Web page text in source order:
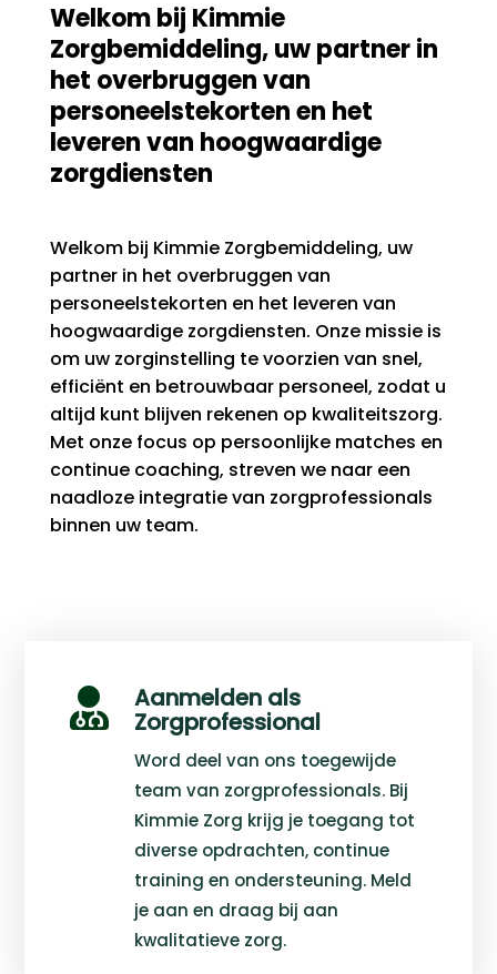
Welkom bij Kimmie
Zorgbemiddeling, uw partner in
het overbruggen van
personeelstekorten en het
leveren van hoogwaardige
zorgdiensten
Welkom bij Kimmie Zorgbemiddeling, uw
partner in het overbruggen van
personeelstekorten en het leveren van
hoogwaardige zorgdiensten. Onze missie is
om uw zorginstelling te voorzien van snel,
efficiënt en betrouwbaar personeel, zodat u
altijd kunt blijven rekenen op kwaliteitszorg.
Met onze focus op persoonlijke matches en
continue coaching, streven we naar een
naadloze integratie van zorgprofessionals
binnen uw team.
 Aanmelden als
Zorgprofessional
Word deel van ons toegewijde
team van zorgprofessionals. Bij
Kimmie Zorg krijg je toegang tot
diverse opdrachten, continue
training en ondersteuning. Meld
je aan en draag bij aan
kwalitatieve zorg.